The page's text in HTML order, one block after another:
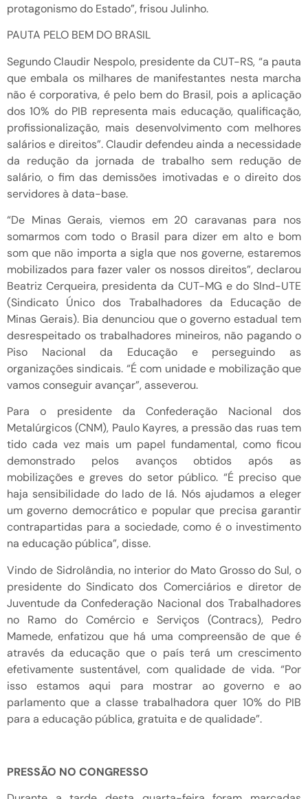
protagonismo do Estado”, frisou Julinho.
PAUTA PELO BEM DO BRASIL
Segundo Claudir Nespolo, presidente da CUT-RS, “a pauta
que embala os milhares de manifestantes nesta marcha
não é corporativa, é pelo bem do Brasil, pois a aplicação
dos 10% do PIB representa mais educação, qualificação,
profissionalização, mais desenvolvimento com melhores
salários e direitos”. Claudir defendeu ainda a necessidade
da redução da jornada de trabalho sem redução de
salário, o fim das demissões imotivadas e o direito dos
servidores à data-base.
“De Minas Gerais, viemos em 20 caravanas para nos
somarmos com todo o Brasil para dizer em alto e bom
som que não importa a sigla que nos governe, estaremos
mobilizados para fazer valer os nossos direitos”, declarou
Beatriz Cerqueira, presidenta da CUT-MG e do SInd-UTE
(Sindicato Único dos Trabalhadores da Educação de
Minas Gerais). Bia denunciou que o governo estadual tem
desrespeitado os trabalhadores mineiros, não pagando o
Piso Nacional da Educação e perseguindo as
organizações sindicais. “É com unidade e mobilização que
vamos conseguir avançar”, asseverou.
Para o presidente da Confederação Nacional dos
Metalúrgicos (CNM), Paulo Kayres, a pressão das ruas tem
tido cada vez mais um papel fundamental, como ficou
demonstrado pelos avanços obtidos após as
mobilizações e greves do setor público. “É preciso que
haja sensibilidade do lado de lá. Nós ajudamos a eleger
um governo democrático e popular que precisa garantir
contrapartidas para a sociedade, como é o investimento
na educação pública”, disse.
Vindo de Sidrolândia, no interior do Mato Grosso do Sul, o
presidente do Sindicato dos Comerciários e diretor de
Juventude da Confederação Nacional dos Trabalhadores
no Ramo do Comércio e Serviços (Contracs), Pedro
Mamede, enfatizou que há uma compreensão de que é
através da educação que o país terá um crescimento
efetivamente sustentável, com qualidade de vida. “Por
isso estamos aqui para mostrar ao governo e ao
parlamento que a classe trabalhadora quer 10% do PIB
para a educação pública, gratuita e de qualidade”.
PRESSÃO NO CONGRESSO